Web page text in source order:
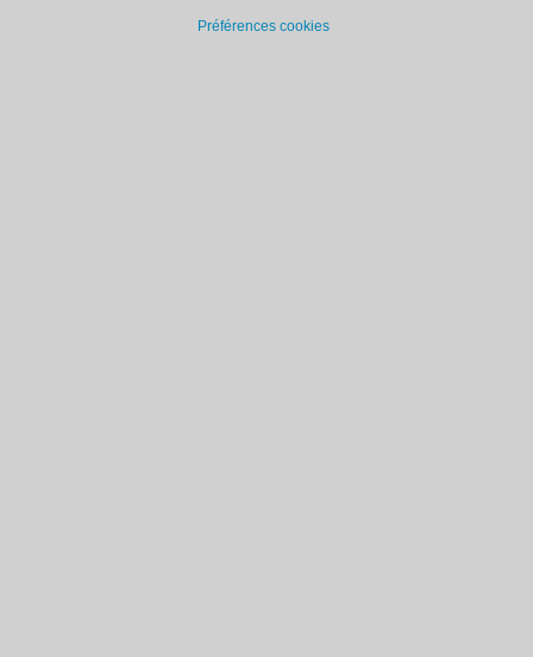
Préférences cookies